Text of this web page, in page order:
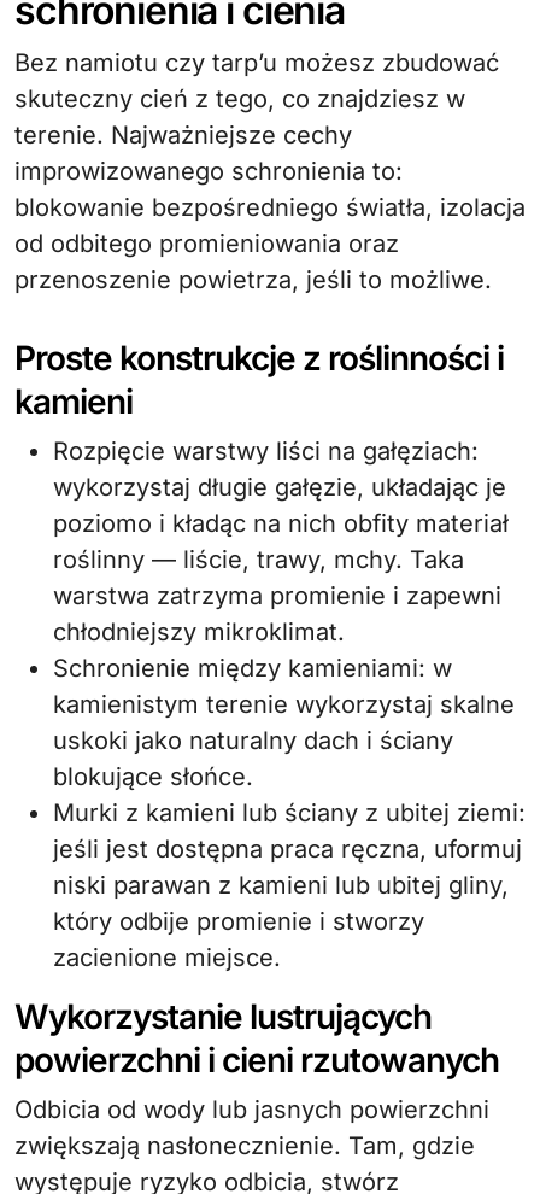
schronienia i cienia
Bez namiotu czy tarp’u możesz zbudować
skuteczny cień z tego, co znajdziesz w
terenie. Najważniejsze cechy
improwizowanego schronienia to:
blokowanie bezpośredniego światła, izolacja
od odbitego promieniowania oraz
przenoszenie powietrza, jeśli to możliwe.
Proste konstrukcje z roślinności i
kamieni
Rozpięcie warstwy liści na gałęziach:
wykorzystaj długie gałęzie, układając je
poziomo i kładąc na nich obfity materiał
roślinny — liście, trawy, mchy. Taka
warstwa zatrzyma promienie i zapewni
chłodniejszy mikroklimat.
Schronienie między kamieniami: w
kamienistym terenie wykorzystaj skalne
uskoki jako naturalny dach i ściany
blokujące słońce.
Murki z kamieni lub ściany z ubitej ziemi:
jeśli jest dostępna praca ręczna, uformuj
niski parawan z kamieni lub ubitej gliny,
który odbije promienie i stworzy
zacienione miejsce.
Wykorzystanie lustrujących
powierzchni i cieni rzutowanych
Odbicia od wody lub jasnych powierzchni
zwiększają nasłonecznienie. Tam, gdzie
występuje ryzyko odbicia, stwórz